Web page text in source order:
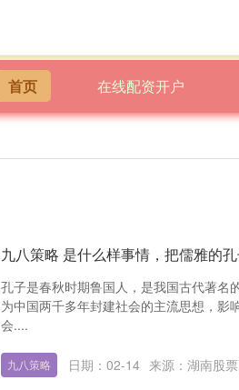
首页 在线配资开户
九八策略 是什么样事情，把儒雅的
孔子是春秋时期鲁国人，是我国古代著名
为中国两千多年封建社会的主流思想，影
会....
九八策略 日期：02-14 来源：湖南股